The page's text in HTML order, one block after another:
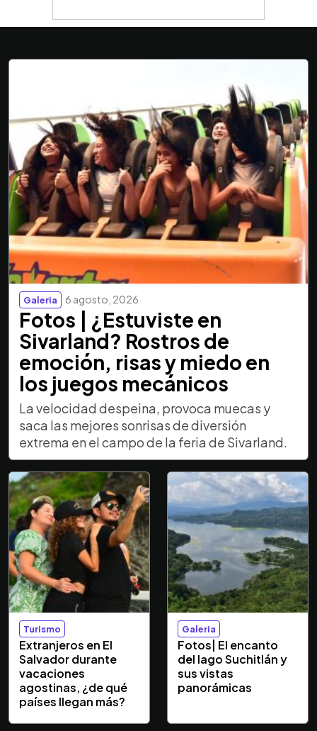
Galeria 6 agosto, 2026
Fotos | ¿Estuviste en
Sivarland? Rostros de
emoción, risas y miedo en
los juegos mecánicos
La velocidad despeina, provoca muecas y
saca las mejores sonrisas de diversión
extrema en el campo de la feria de Sivarland.
Turismo
Extranjeros en El
Salvador durante
vacaciones
agostinas, ¿de qué
países llegan más?
Galeria
Fotos| El encanto
del lago Suchitlán y
sus vistas
panorámicas